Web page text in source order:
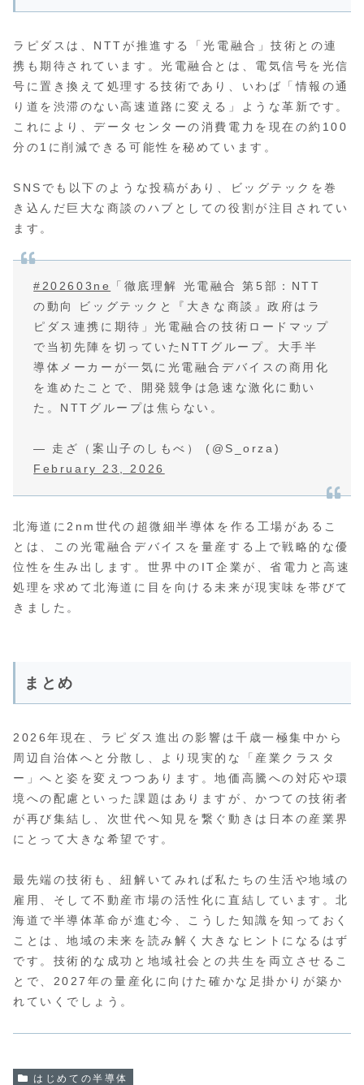
ラピダスは、NTTが推進する「光電融合」技術との連
携も期待されています。光電融合とは、電気信号を光信
号に置き換えて処理する技術であり、いわば「情報の通
り道を渋滞のない高速道路に変える」ような革新です。
これにより、データセンターの消費電力を現在の約100
分の1に削減できる可能性を秘めています。
SNSでも以下のような投稿があり、ビッグテックを巻
き込んだ巨大な商談のハブとしての役割が注目されてい
ます。
#202603ne
「徹底理解 光電融合 第5部：NTT
の動向 ビッグテックと『大きな商談』政府はラ
ピダス連携に期待」光電融合の技術ロードマップ
で当初先陣を切っていたNTTグループ。大手半
導体メーカーが一気に光電融合デバイスの商用化
を進めたことで、開発競争は急速な激化に動い
た。NTTグループは焦らない。
— 走ざ（案山子のしもべ） (@S_orza)
February 23, 2026
北海道に2nm世代の超微細半導体を作る工場があるこ
とは、この光電融合デバイスを量産する上で戦略的な優
位性を生み出します。世界中のIT企業が、省電力と高速
処理を求めて北海道に目を向ける未来が現実味を帯びて
きました。
まとめ
2026年現在、ラピダス進出の影響は千歳一極集中から
周辺自治体へと分散し、より現実的な「産業クラスタ
ー」へと姿を変えつつあります。地価高騰への対応や環
境への配慮といった課題はありますが、かつての技術者
が再び集結し、次世代へ知見を繋ぐ動きは日本の産業界
にとって大きな希望です。
最先端の技術も、紐解いてみれば私たちの生活や地域の
雇用、そして不動産市場の活性化に直結しています。北
海道で半導体革命が進む今、こうした知識を知っておく
ことは、地域の未来を読み解く大きなヒントになるはず
です。技術的な成功と地域社会との共生を両立させるこ
とで、2027年の量産化に向けた確かな足掛かりが築か
れていくでしょう。
はじめての半導体